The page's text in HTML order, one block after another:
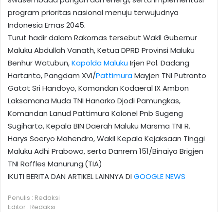
program prioritas nasional menuju terwujudnya
Indonesia Emas 2045.
Turut hadir dalam Rakornas tersebut Wakil Gubernur
Maluku Abdullah Vanath, Ketua DPRD Provinsi Maluku
Benhur Watubun,Kapolda MalukuIrjen Pol. Dadang
Hartanto, Pangdam XVI/PattimuraMayjen TNI Putranto
Gatot Sri Handoyo, Komandan Kodaeral IX Ambon
Laksamana Muda TNI Hanarko Djodi Pamungkas,
Komandan Lanud Pattimura Kolonel Pnb Sugeng
Sugiharto, Kepala BIN Daerah Maluku Marsma TNI R.
Harys Soeryo Mahendro, Wakil Kepala Kejaksaan Tinggi
Maluku Adhi Prabowo, serta Danrem 151/Binaiya Brigjen
TNI Raffles Manurung.(TIA)
IKUTI BERITA DAN ARTIKEL LAINNYA DIGOOGLE NEWS
Penulis : Redaksi
Editor : Redaksi